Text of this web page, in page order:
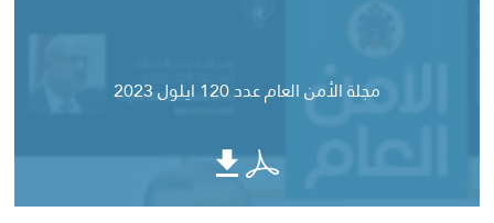
مجلة الأمن العام عدد 120 ايلول 2023